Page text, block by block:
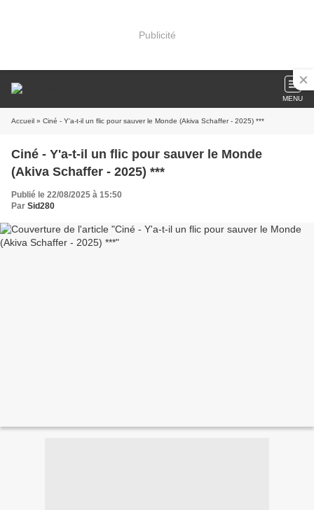
Publicité
MENU
Accueil » Ciné - Y'a-t-il un flic pour sauver le Monde (Akiva Schaffer - 2025) ***
Ciné - Y'a-t-il un flic pour sauver le Monde
(Akiva Schaffer - 2025) ***
Publié le 22/08/2025 à 15:50
Par Sid280